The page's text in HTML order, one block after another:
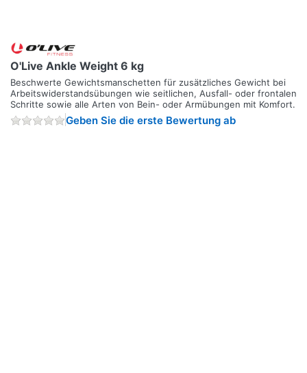
O'Live Ankle Weight 6 kg
Beschwerte Gewichtsmanschetten für zusätzliches Gewicht bei
Arbeitswiderstandsübungen wie seitlichen, Ausfall- oder frontalen
Schritte sowie alle Arten von Bein- oder Armübungen mit Komfort.
Geben Sie die erste Bewertung ab